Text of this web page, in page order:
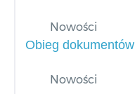
Nowości
Obieg dokumentów
Nowości